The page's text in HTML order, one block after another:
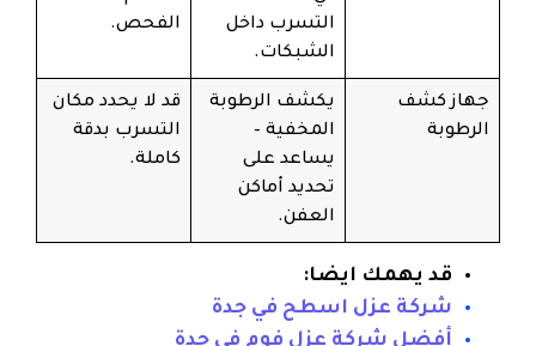
التسرب داخل
الشبكات.
الفحص.
جهاز كشف
الرطوبة
يكشف الرطوبة
المخفية –
يساعد على
تحديد أماكن
العفن.
قد لا يحدد مكان
التسرب بدقة
كاملة.
قد يهمك ايضا:
شركة عزل اسطح في جدة
أفضل شركة عزل فوم في جدة